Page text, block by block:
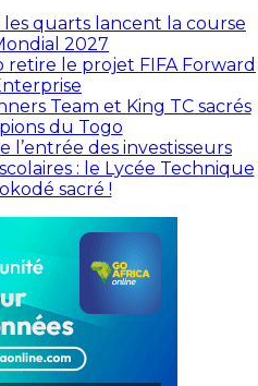
les quarts lancent la course
2027
retire le projet FIFA Forward
Team et King TC sacrés
du Togo
l’entrée des investisseurs
: le Lycée Technique
sacré !